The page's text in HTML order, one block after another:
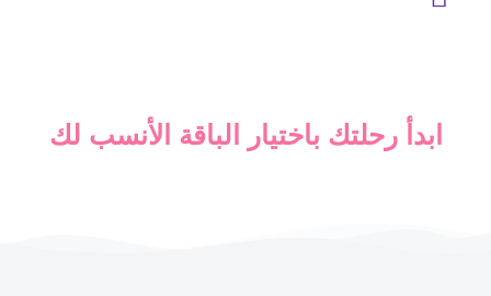
ابدأ رحلتك باختيار الباقة الأنسب لك